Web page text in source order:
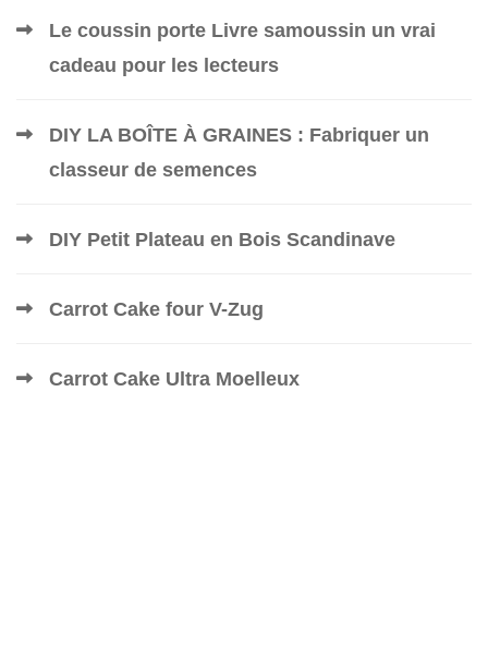
Le coussin porte Livre samoussin un vrai
cadeau pour les lecteurs
DIY LA BOÎTE À GRAINES : Fabriquer un
classeur de semences
DIY Petit Plateau en Bois Scandinave
Carrot Cake four V-Zug
Carrot Cake Ultra Moelleux